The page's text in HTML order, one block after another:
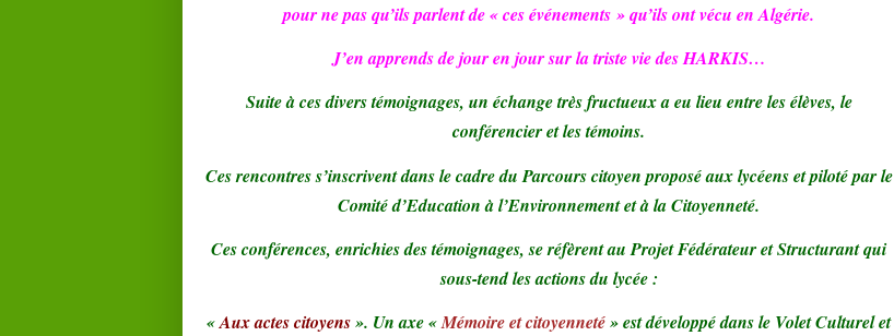
pour ne pas qu’ils parlent de « ces événements » qu’ils ont vécu en Algérie.
J’en apprends de jour en jour sur la triste vie des HARKIS…
Suite à ces divers témoignages, un échange très fructueux a eu lieu entre les élèves, le
conférencier et les témoins.
Ces rencontres s’inscrivent dans le cadre du Parcours citoyen proposé aux lycéens et piloté par le
Comité d’Education à l’Environnement et à la Citoyenneté.
Ces conférences, enrichies des témoignages, se réfèrent au Projet Fédérateur et Structurant qui
sous-tend les actions du lycée :
«Aux actes citoyens». Un axe «Mémoire et citoyenneté» est développé dans le Volet Culturel et